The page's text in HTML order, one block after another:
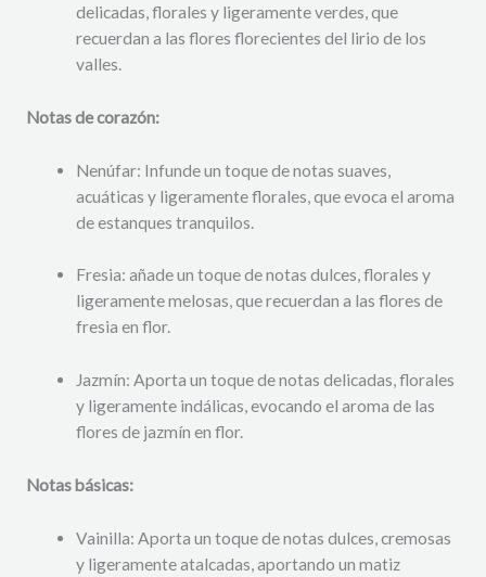
delicadas, florales y ligeramente verdes, que
recuerdan a las flores florecientes del lirio de los
valles.
Notas de corazón:
Nenúfar: Infunde un toque de notas suaves,
acuáticas y ligeramente florales, que evoca el aroma
de estanques tranquilos.
Fresia: añade un toque de notas dulces, florales y
ligeramente melosas, que recuerdan a las flores de
fresia en flor.
Jazmín: Aporta un toque de notas delicadas, florales
y ligeramente indálicas, evocando el aroma de las
flores de jazmín en flor.
Notas básicas:
Vainilla: Aporta un toque de notas dulces, cremosas
y ligeramente atalcadas, aportando un matiz